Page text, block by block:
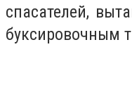
спасателей,
буксировочным